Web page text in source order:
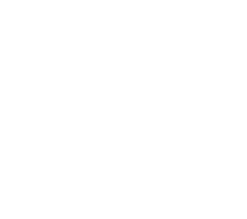
розлучень це особливо гірко, тому
забезпечення жінка може
бідності. Більшості жінок
у похилому віці, якщо у
не зміниться.
загрожує